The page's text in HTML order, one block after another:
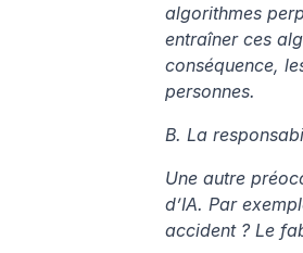
algorithmes
entraîner ces
conséquence,
personnes.
B. La
Une autre
d’IA. Par
accident ? Le